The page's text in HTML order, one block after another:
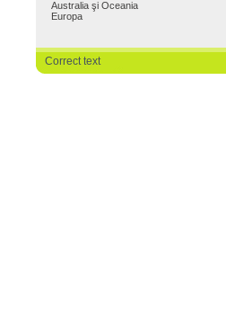
Australia şi Oceania
Europa
Correct text